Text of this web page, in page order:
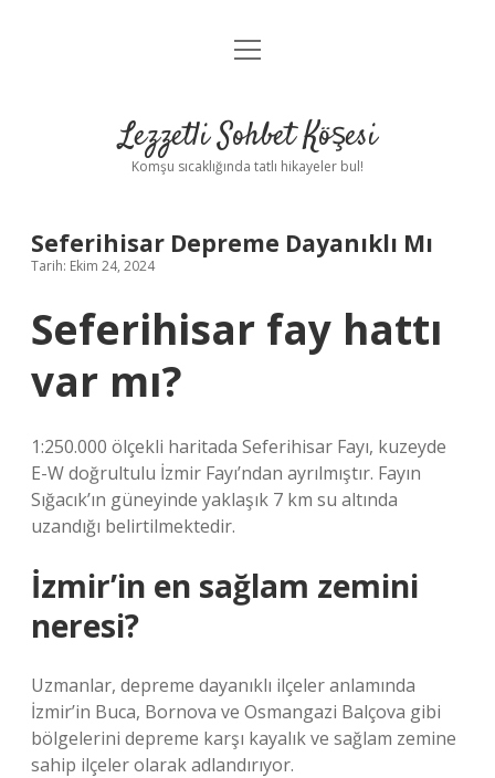
Anasayfa
Yasal Uyarı
menüyü
Lezzetli Sohbet Köşesi
Komşu sıcaklığında tatlı hikayeler bul!
Seferihisar Depreme Dayanıklı Mı
Tarih: Ekim 24, 2024
Seferihisar fay hattı
var mı?
1:250.000 ölçekli haritada Seferihisar Fayı, kuzeyde
E-W doğrultulu İzmir Fayı’ndan ayrılmıştır. Fayın
Sığacık’ın güneyinde yaklaşık 7 km su altında
uzandığı belirtilmektedir.
İzmir’in en sağlam zemini
neresi?
Uzmanlar, depreme dayanıklı ilçeler anlamında
İzmir’in Buca, Bornova ve Osmangazi Balçova gibi
bölgelerini depreme karşı kayalık ve sağlam zemine
sahip ilçeler olarak adlandırıyor.